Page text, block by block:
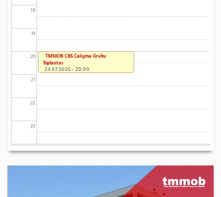
18
19
20
21
22
23
TMMOB CBS Çalışma Grubu
Toplantısı
23.07.2025 - 20:00